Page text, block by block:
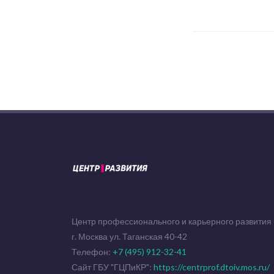
Центр профессионального и карьерного развития
г. Москва ул. Таганская 40-42
Телефон: +7 (495) 912-32-41
Сайт ГБУ "ГЦПиКР": https://centrprof.dtoiv.mos.ru/